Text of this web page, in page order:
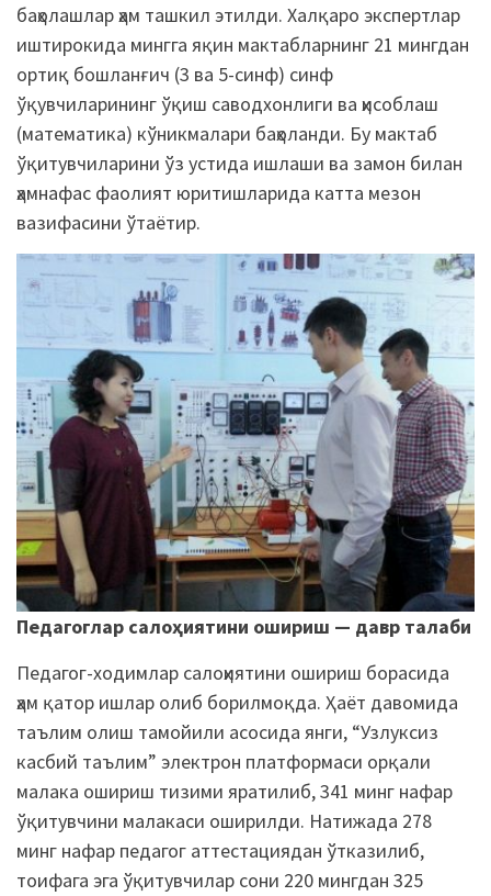
баҳолашлар ҳам ташкил этилди. Халқаро экспертлар
иштирокида мингга яқин мактабларнинг 21 мингдан
ортиқ бошланғич (3 ва 5-синф) синф
ўқувчиларининг ўқиш саводхонлиги ва ҳисоблаш
(математика) кўникмалари баҳоланди. Бу мактаб
ўқитувчиларини ўз устида ишлаши ва замон билан
ҳамнафас фаолият юритишларида катта мезон
вазифасини ўтаётир.
Педагоглар салоҳиятини ошириш — давр талаби
Педагог-ходимлар салоҳиятини ошириш борасида
ҳам қатор ишлар олиб борилмоқда. Ҳаёт давомида
таълим олиш тамойили асосида янги, “Узлуксиз
касбий таълим” электрон платформаси орқали
малака ошириш тизими яратилиб, 341 минг нафар
ўқитувчини малакаси оширилди. Натижада 278
минг нафар педагог аттестациядан ўтказилиб,
тоифага эга ўқитувчилар сони 220 мингдан 325